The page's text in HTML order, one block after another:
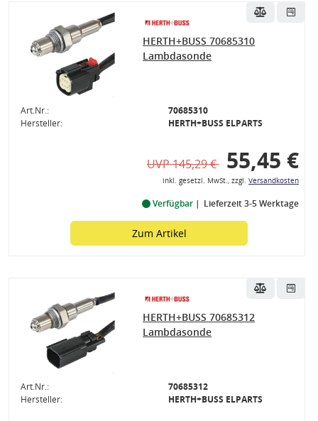
HERTH+BUSS 70685310
Lambdasonde
Art.Nr.:
70685310
Hersteller:
HERTH+BUSS ELPARTS
UVP 145,29 € 55,45 €
inkl. gesetzl. MwSt., zzgl. Versandkosten
Verfügbar Lieferzeit 3-5 Werktage
Zum Artikel
HERTH+BUSS 70685312
Lambdasonde
Art.Nr.:
70685312
Hersteller:
HERTH+BUSS ELPARTS